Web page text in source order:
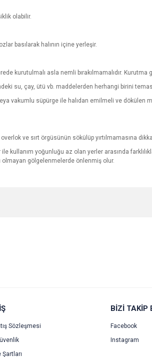
olabilir.
basılarak halının içine yerleşir.
kurutulmalı asla nemli bırakılmamalıdır. Kurutma
su, çay, ütü vb. maddelerden herhangi birini
vakumlu süpürge ile halıdan emilmeli ve
ve sırt örgüsünün sökülüp yırtılmamasına
kullanım yoğunluğu az olan yerler arasında
olmayan gölgelenmelerde önlenmiş olur.
Sözleşmesi
BİZİ TAKİP
Facebook
Instagram